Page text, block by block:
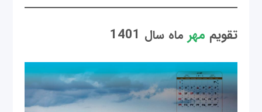
تقویم مهر ماه سال